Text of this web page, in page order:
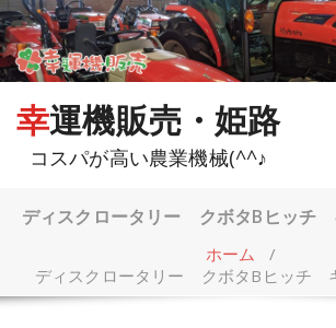
コ
ン
テ
ン
幸運機販売・姫路
コスパが高い農業機械(^^♪
ディスクロータリー クボタBヒッ
ホーム /
ディスクロータリー クボタBヒッチ